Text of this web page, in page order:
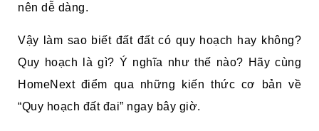
nên dễ dàng.
Vậy làm sao biết đất đất có quy hoạch hay không?
Quy hoạch là gì? Ý nghĩa như thế nào? Hãy cùng
HomeNext điểm qua những kiến thức cơ bản về
“Quy hoạch đất đai” ngay bây giờ.